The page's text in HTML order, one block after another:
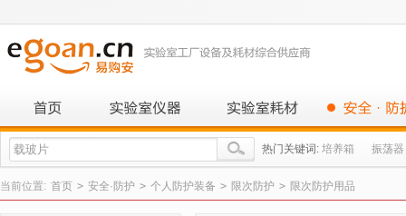
热门关键词: 培养箱 振荡器
当前位置: 首页 > 安全·防护 > 个人防护装备 > 限次防护 > 限次防护用品